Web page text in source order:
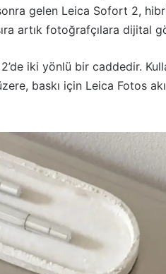
gelen Leica Sofort 2,
artık fotoğrafçılara dijital
iki yönlü bir caddedir.
baskı için Leica Fotos